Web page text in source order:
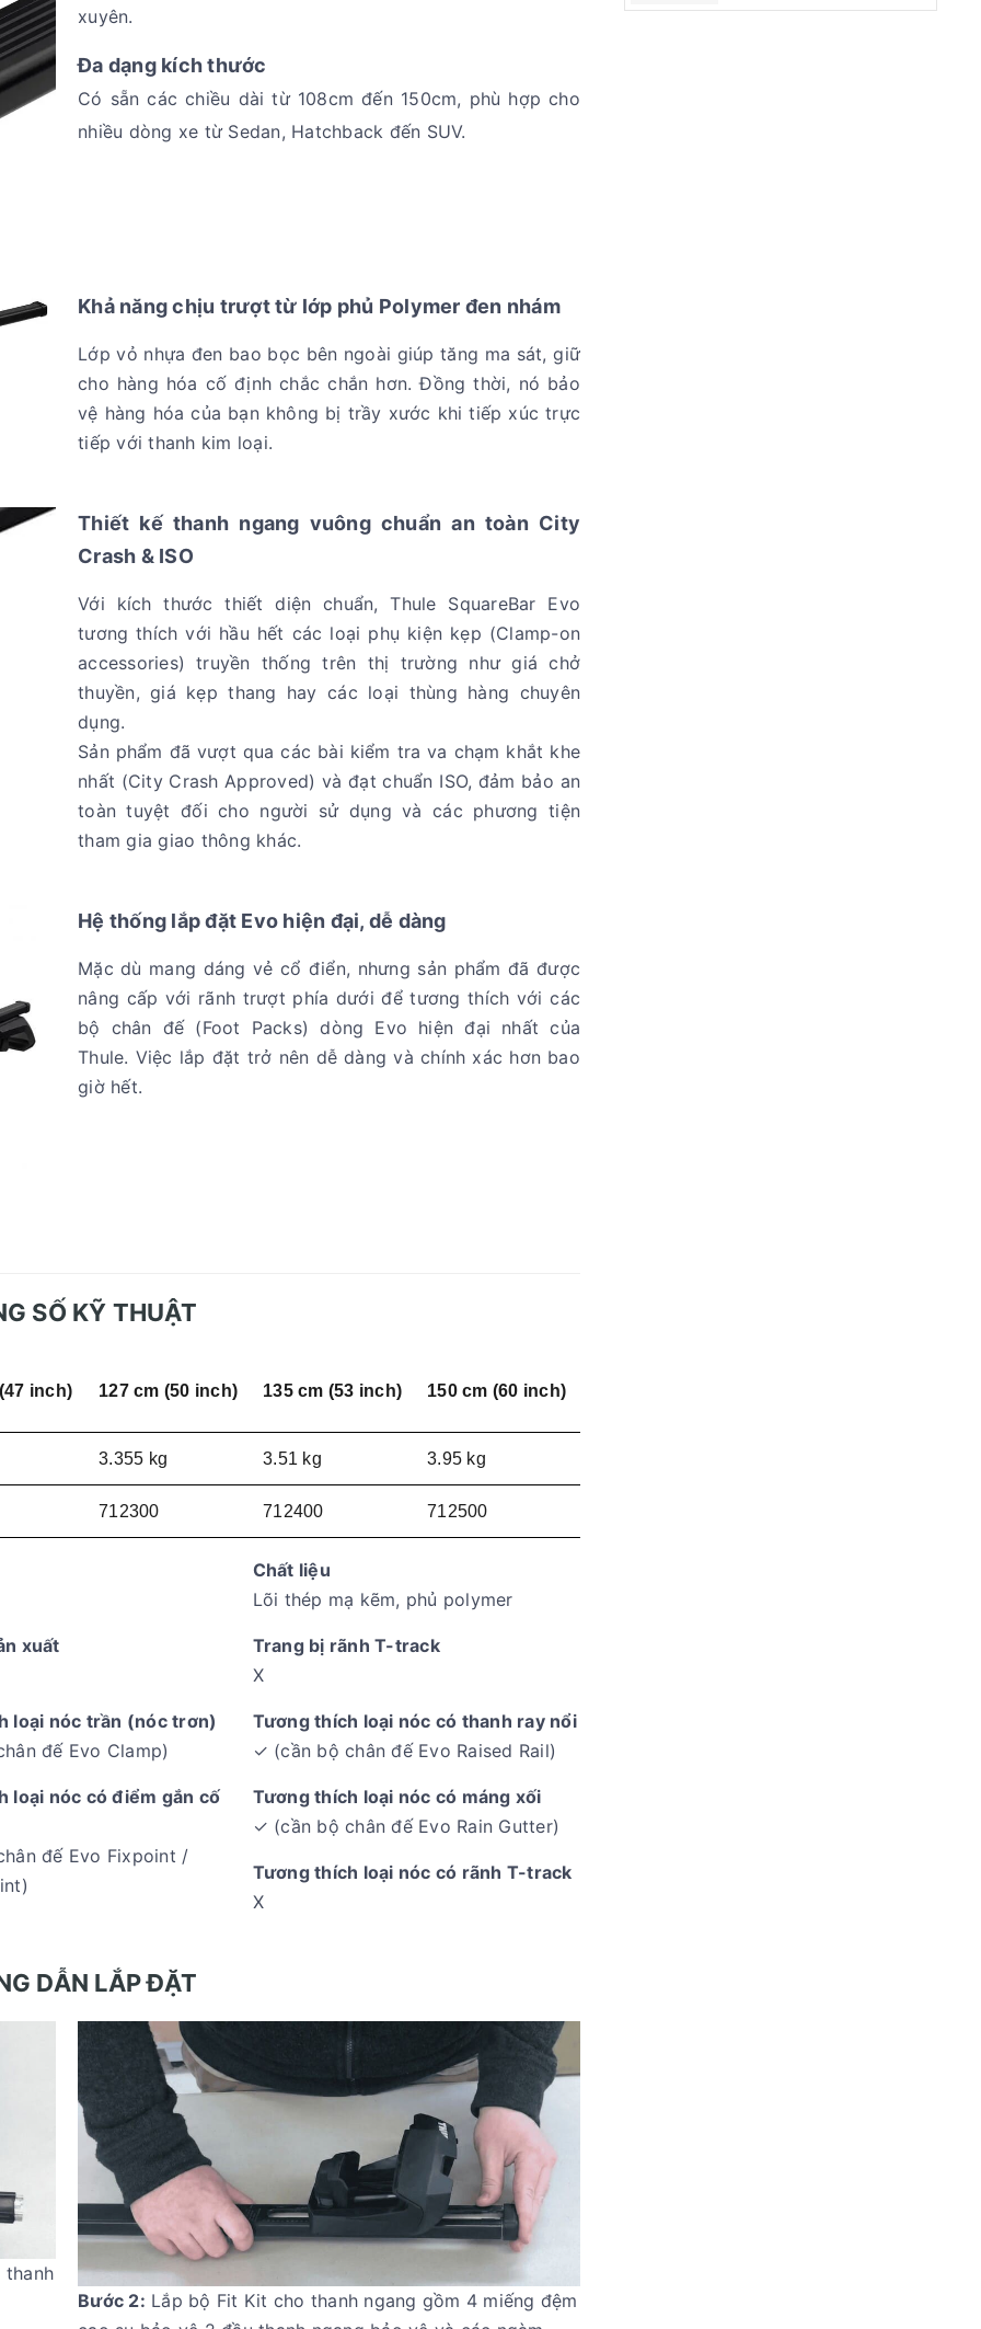
xuyên.
Đa dạng kích thước
Có sẵn các chiều dài từ 108cm đến 150cm, phù hợp cho
nhiều dòng xe từ Sedan, Hatchback đến SUV.
Khả năng chịu trượt từ lớp phủ Polymer đen nhám
Lớp vỏ nhựa đen bao bọc bên ngoài giúp tăng ma sát, giữ
cho hàng hóa cố định chắc chắn hơn. Đồng thời, nó bảo
vệ hàng hóa của bạn không bị trầy xước khi tiếp xúc trực
tiếp với thanh kim loại.
Thiết kế thanh ngang vuông chuẩn an toàn City
Crash & ISO
Với kích thước thiết diện chuẩn, Thule SquareBar Evo
tương thích với hầu hết các loại phụ kiện kẹp (Clamp-on
accessories) truyền thống trên thị trường như giá chở
thuyền, giá kẹp thang hay các loại thùng hàng chuyên
dụng.
Sản phẩm đã vượt qua các bài kiểm tra va chạm khắt khe
nhất (City Crash Approved) và đạt chuẩn ISO, đảm bảo an
toàn tuyệt đối cho người sử dụng và các phương tiện
tham gia giao thông khác.
Hệ thống lắp đặt Evo hiện đại, dễ dàng
Mặc dù mang dáng vẻ cổ điển, nhưng sản phẩm đã được
nâng cấp với rãnh trượt phía dưới để tương thích với các
bộ chân đế (Foot Packs) dòng Evo hiện đại nhất của
Thule. Việc lắp đặt trở nên dễ dàng và chính xác hơn bao
giờ hết.
SỐ KỸ THUẬT
inch) 127 cm (50 inch) 135 cm (53 inch) 150 cm (60 inch)
3.355 kg 3.51 kg 3.95 kg
712300 712400 712500
Chất liệu
Lõi thép mạ kẽm, phủ polymer
xuất
Trang bị rãnh T-track
X
loại nóc trần (nóc trơn)
đế Evo Clamp)
Tương thích loại nóc có thanh ray nổi
✓ (cần bộ chân đế Evo Raised Rail)
loại nóc có điểm gắn cố
đế Evo Fixpoint /
Tương thích loại nóc có máng xối
✓ (cần bộ chân đế Evo Rain Gutter)
Tương thích loại nóc có rãnh T-track
X
DẪN LẮP ĐẶT
Bước 2: Lắp bộ Fit Kit cho thanh ngang gồm 4 miếng đệm